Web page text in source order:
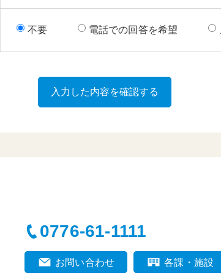
不要 電話での回答を希望
0776-61-1111
お問い合わせ 各課・施設